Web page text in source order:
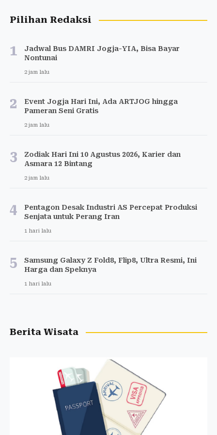
Pilihan Redaksi
1
Jadwal Bus DAMRI Jogja-YIA, Bisa Bayar
Nontunai
2 jam lalu
2
Event Jogja Hari Ini, Ada ARTJOG hingga
Pameran Seni Gratis
2 jam lalu
3
Zodiak Hari Ini 10 Agustus 2026, Karier dan
Asmara 12 Bintang
2 jam lalu
4
Pentagon Desak Industri AS Percepat Produksi
Senjata untuk Perang Iran
1 hari lalu
5
Samsung Galaxy Z Fold8, Flip8, Ultra Resmi, Ini
Harga dan Speknya
1 hari lalu
Berita Wisata